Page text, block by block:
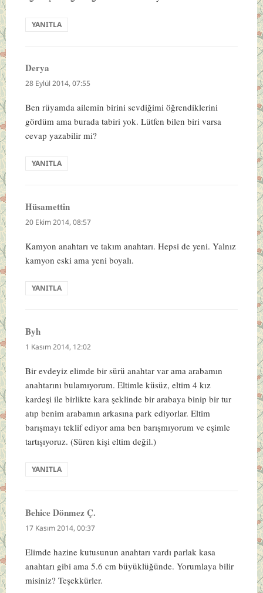
YANITLA
Derya
ki:
28 Eylül 2014, 07:55
Ben rüyamda ailemin birini sevdiğimi öğrendiklerini
gördüm ama burada tabiri yok. Lütfen bilen biri varsa
cevap yazabilir mi?
YANITLA
Hüsamettindedi
ki:
20 Ekim 2014, 08:57
Kamyon anahtarı ve takım anahtarı. Hepsi de yeni. Yalnız
kamyon eski ama yeni boyalı.
YANITLA
Byhdedi
ki:
1 Kasım 2014, 12:02
Bir evdeyiz elimde bir sürü anahtar var ama arabamın
anahtarını bulamıyorum. Eltimle küsüz, eltim 4 kız
kardeşi ile birlikte kara şeklinde bir arabaya binip bir tur
atıp benim arabamın arkasına park ediyorlar. Eltim
barışmayı teklif ediyor ama ben barışmıyorum ve eşimle
tartışıyoruz. (Süren kişi eltim değil.)
YANITLA
Behice Dönmez Ç.
17 Kasım 2014, 00:37
Elimde hazine kutusunun anahtarı vardı parlak kasa
anahtarı gibi ama 5.6 cm büyüklüğünde. Yorumlaya bilir
misiniz? Teşekkürler.